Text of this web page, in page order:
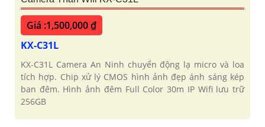
Giá :1,500,000 ₫
KX-C31L
KX-C31L Camera An Ninh chuyển động lạ micro và loa
tích hợp. Chip xử lý CMOS hình ảnh đẹp ánh sáng kép
ban đêm. Hình ảnh đêm Full Color 30m IP Wifi lưu trữ
256GB